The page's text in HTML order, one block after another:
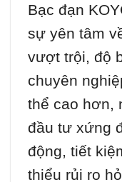
Bạc đạn
sự yên tâm
vượt trội, độ
chuyên
thể cao hơn,
đầu tư xứng
động, tiết
thiểu rủi ro